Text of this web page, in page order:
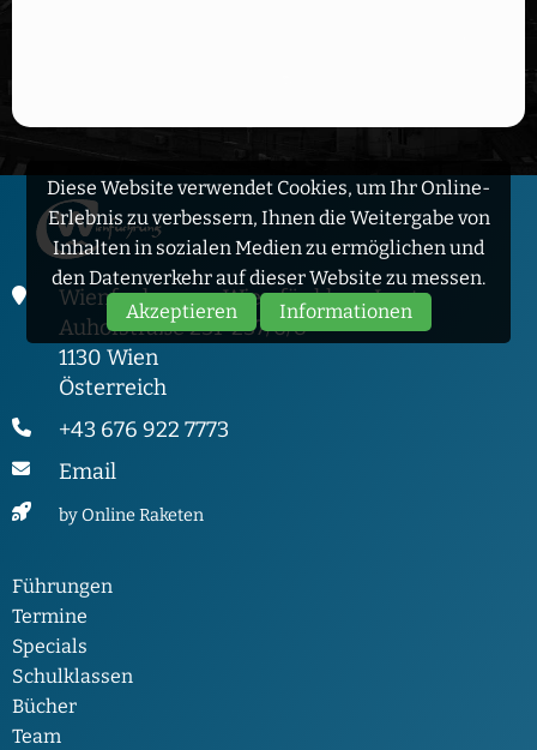
Diese Website verwendet Cookies, um Ihr Online-
Erlebnis zu verbessern, Ihnen die Weitergabe von
Inhalten in sozialen Medien zu ermöglichen und
den Datenverkehr auf dieser Website zu messen.
Akzeptieren
Informationen
Wienfuehrung - Wien für kluge Leute
Auhofstraße 231-237/6/8
1130 Wien
Österreich
+43 676 922 7773
Email
by Online Raketen
Führungen
Termine
Specials
Schulklassen
Bücher
Team